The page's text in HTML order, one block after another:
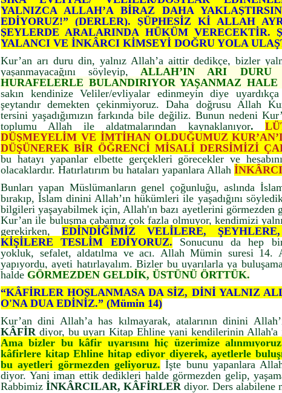
YALNIZCA ALLAH’A BİRAZ DAHA
EDİYORUZ!” (DERLER). ŞÜPHESİZ Kİ ALLAH
ŞEYLERDE ARALARINDA HÜKÜM VERECEKTİR.
YALANCI VE İNKÂRCI KİMSEYİ DOĞRU YOLA
Kur’an arı duru din, yalnız Allah’a aittir dedikçe, bizler
yaşanmayacağını söyleyip,
ALLAH’IN ARI
HURAFELERLE BULANDIRIYOR YAŞANMAZ
sakın kendinize Veliler/evliyalar edinmeyin diye
şeytandır demekten çekinmiyoruz. Daha doğrusu Allah
tersini yaşadığımızın farkında bile değiliz. Bunun nedeni
toplumu Allah ile aldatmalarından kaynaklanıyor.
DÜŞMEYELİM VE İMTİHAN OLDUĞUMUZ
DÜŞÜNEREK BİR ÖĞRENCİ MİSALİ DERSİMİZİ
bu hatayı yapanlar elbette gerçekleri görecekler ve
olacaklardır. Hatırlatırım bu hataları yapanlara Allah
Bunları yapan Müslümanların genel çoğunluğu, aslında
bırakıp, İslam dinini Allah’ın hükümleri ile yaşadığını
bilgileri yaşayabilmek için, Allah'ın bazı ayetlerini görmezden
Kur’an ile buluşma çabamız çok fazla olmuyor, kendimizi
gerekirken, EDİNDİĞİMİZ VELİLERE,
KİŞİLERE TESLİM EDİYORUZ. Sonucunu da hep
yokluk, sefalet, aldatılma ve acı. Allah Mümin suresi 14.
yapıyordu, ayeti hatırlayalım. Bizler bu uyarılarla ya
halde GÖRMEZDEN GELDİK, ÜSTÜNÜ ÖRTTÜK.
“KÂFİRLER HOŞLANMASA DA SİZ, DİNİ YALNIZ
O'NA DUA EDİNİZ.” (Mümin 14)
Kur’an dini Allah’a has kılmayarak, atalarının dinini
KÂFİR diyor, bu uyarı Kitap Ehline yani kendilerinin Allah'a
Ama bizler bu kâfir uyarısını hiç üzerimize
kâfirlere kitap Ehline hitap ediyor diyerek, ayetlerle
bu ayetleri görmezden geliyoruz. İşte bunu yapanlara
diyor. Yani iman ettik dedikleri halde görmezden gelip,
Rabbimiz İNKÂRCILAR, KÂFİRLERdiyor. Ders alabilene